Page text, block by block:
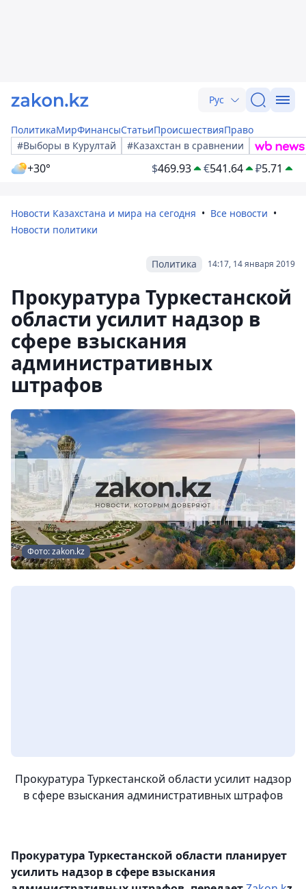
Рус
ПолитикаМирФинансыСтатьиПроисшествияПраво
#Выборы в Курултай
#Казахстан в сравнении
+30° $469.93 €541.64 ₽5.71
Новости Казахстана и мира на сегодня
Все новости
Новости политики
14:17, 14 января 2019
Политика
Прокуратура Туркестанской
области усилит надзор в
сфере взыскания
административных
штрафов
Фото: zakon.kz
Прокуратура Туркестанской области усилит надзор
в сфере взыскания административных штрафов
Прокуратура Туркестанской области планирует
усилить надзор в сфере взыскания